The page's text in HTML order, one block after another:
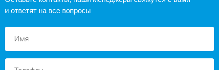
и ответят на все вопросы